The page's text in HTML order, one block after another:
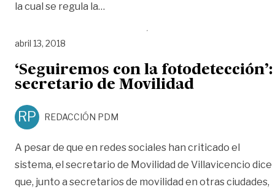
la cual se regula la…
abril 13, 2018
‘Seguiremos con la fotodetección’:
secretario de Movilidad
RP REDACCIÓN PDM
A pesar de que en redes sociales han criticado el
sistema, el secretario de Movilidad de Villavicencio dice
que, junto a secretarios de movilidad en otras ciudades,